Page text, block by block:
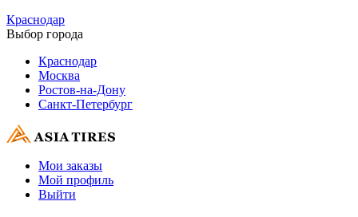
Краснодар
Выбор города
Краснодар
Москва
Ростов-на-Дону
Санкт-Петербург
Мои заказы
Мой профиль
Выйти